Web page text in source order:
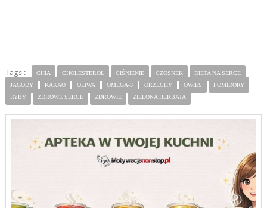
Tags : CHIA CHOLESTEROL CIŚNIENIE CZOSNEK
DIETA NA SERCE
JAGODY
KAKAO OLIWA OMEGA-3 ORZECHY OWIES
POMIDORY
RYBY
ZDROWE SERCE ZDROWIE ZIELONA HERBATA